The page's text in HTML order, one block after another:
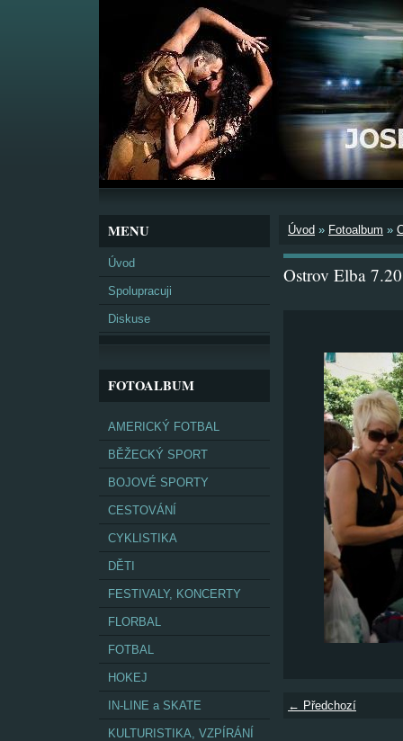
MENU
Úvod
Spolupracuji
Diskuse
FOTOALBUM
AMERICKÝ FOTBAL
BĚŽECKÝ SPORT
BOJOVÉ SPORTY
CESTOVÁNÍ
CYKLISTIKA
DĚTI
FESTIVALY, KONCERTY
FLORBAL
FOTBAL
HOKEJ
IN-LINE a SKATE
KULTURISTIKA, VZPÍRÁNÍ
Úvod » Fotoalbum »
Ostrov Elba
← Předchozí